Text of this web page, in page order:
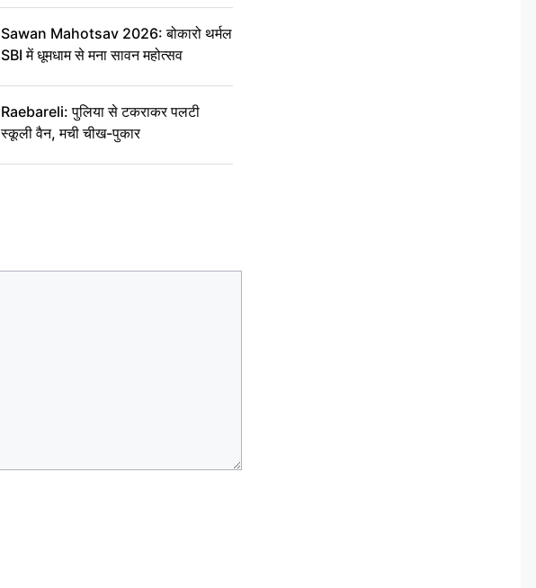
Sawan Mahotsav 2026: बोकारो थर्मल
SBI में धूमधाम से मना सावन महोत्सव
Raebareli: पुलिया से टकराकर पलटी
स्कूली वैन, मची चीख-पुकार